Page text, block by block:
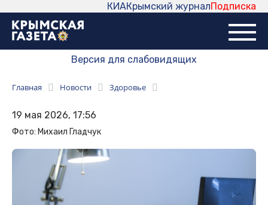
Подписка
Крымский журнал
КИА
Версия для слабовидящих
Главная Новости Здоровье
19 мая 2026, 17:56
Фото: Михаил Гладчук